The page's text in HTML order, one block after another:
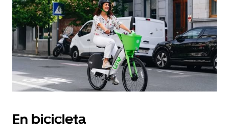
En bicicleta